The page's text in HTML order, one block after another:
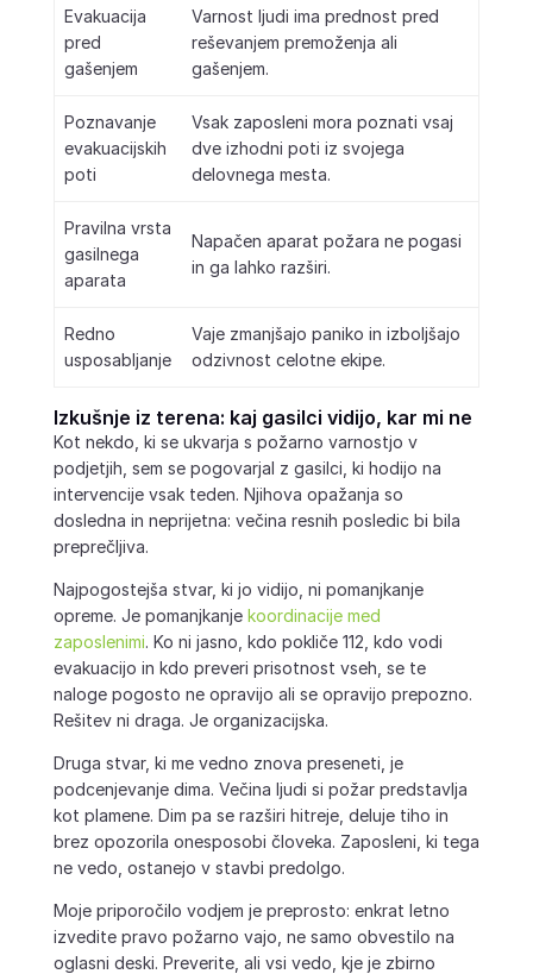
Evakuacija
pred
gašenjem
Varnost ljudi ima prednost pred
reševanjem premoženja ali
gašenjem.
Poznavanje
evakuacijskih
poti
Vsak zaposleni mora poznati vsaj
dve izhodni poti iz svojega
delovnega mesta.
Pravilna vrsta
gasilnega
aparata
Napačen aparat požara ne pogasi
in ga lahko razširi.
Redno
usposabljanje
Vaje zmanjšajo paniko in izboljšajo
odzivnost celotne ekipe.
Izkušnje iz terena: kaj gasilci vidijo, kar mi ne
Kot nekdo, ki se ukvarja s požarno varnostjo v
podjetjih, sem se pogovarjal z gasilci, ki hodijo na
intervencije vsak teden. Njihova opažanja so
dosledna in neprijetna: večina resnih posledic bi bila
preprečljiva.
Najpogostejša stvar, ki jo vidijo, ni pomanjkanje
opreme. Je pomanjkanje koordinacije med
zaposlenimi. Ko ni jasno, kdo pokliče 112, kdo vodi
evakuacijo in kdo preveri prisotnost vseh, se te
naloge pogosto ne opravijo ali se opravijo prepozno.
Rešitev ni draga. Je organizacijska.
Druga stvar, ki me vedno znova preseneti, je
podcenjevanje dima. Večina ljudi si požar predstavlja
kot plamene. Dim pa se razširi hitreje, deluje tiho in
brez opozorila onesposobi človeka. Zaposleni, ki tega
ne vedo, ostanejo v stavbi predolgo.
Moje priporočilo vodjem je preprosto: enkrat letno
izvedite pravo požarno vajo, ne samo obvestilo na
oglasni deski. Preverite, ali vsi vedo, kje je zbirno